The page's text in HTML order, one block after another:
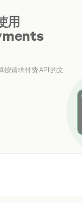
用
按请求付费 API 的文